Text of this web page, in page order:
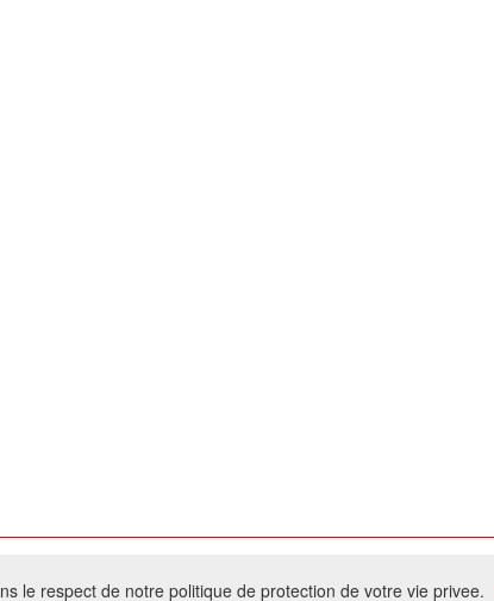
partielle, est interdite sans accord du propriétaire.
le respect de notre politique de protection de votre vie privee.